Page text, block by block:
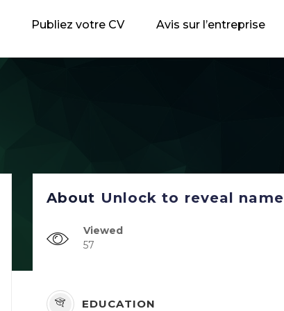
Publiez votre CV Avis sur l’entreprise
About Unlock to reveal name
Viewed
57
EDUCATION